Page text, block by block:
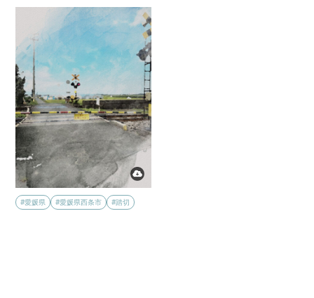
#愛媛県 #愛媛県西条市 #踏切